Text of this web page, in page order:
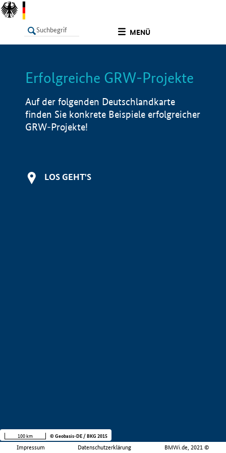
MENÜ
LISTE Info
Erfolgreiche GRW-Projekte
Auf der folgenden Deutschlandkarte
finden Sie konkrete Beispiele erfolgreicher
GRW-Projekte!
LOS GEHT'S
Impressum Datenschutzerklärung BMWi.de, 2021 ©
100 km © Geobasis-DE / BKG 2015